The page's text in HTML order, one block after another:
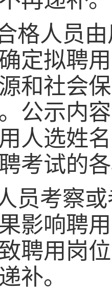
格人员
定拟聘
和社会
公示内
人选姓
考试的
员考察
影响聘
聘用岗
补。